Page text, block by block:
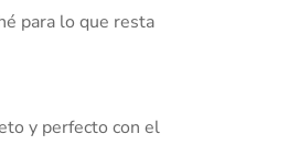
para lo que resta
y perfecto con el